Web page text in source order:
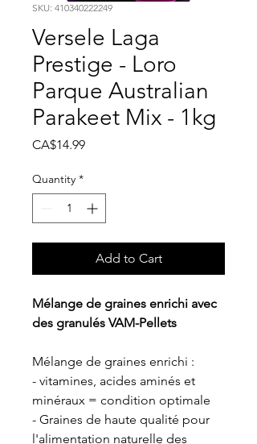
SKU: 410340222249
Versele Laga
Prestige - Loro
Parque Australian
Parakeet Mix - 1kg
CA$14.99Price
Quantity *
Add to Cart
Mélange de graines enrichi avec
des granulés VAM-Pellets
Mélange de graines enrichi :
- vitamines, acides aminés et
minéraux = condition optimale
- Graines de haute qualité pour
l'alimentation naturelle des